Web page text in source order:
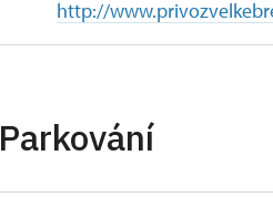
http://
Parkování